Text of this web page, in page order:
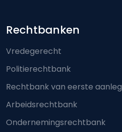
Footer-menu
Rechtbanken
Vredegerecht
Politierechtbank
Rechtbank van eerste aanleg
Arbeidsrechtbank
Ondernemingsrechtbank